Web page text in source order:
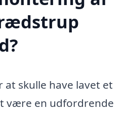
skulle have lavet et
være en udfordrende